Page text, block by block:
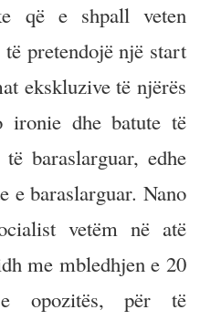
që e shpall veten
pretendojë një start
ekskluzive të njërës
ironie dhe batute të
baraslarguar, edhe
e baraslarguar. Nano
vetëm në atë
me mbledhjen e 20
opozitës, për të